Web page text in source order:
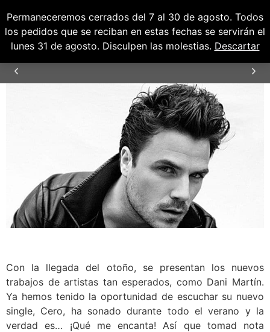
Permaneceremos cerrados del 7 al 30 de agosto. Todos
los pedidos que se reciban en estas fechas se servirán el
lunes 31 de agosto. Disculpen las molestias. Descartar
0,00€
0
Con la llegada del otoño, se presentan los nuevos
trabajos de artistas tan esperados, como Dani Martín.
Ya hemos tenido la oportunidad de escuchar su nuevo
single, Cero, ha sonado durante todo el verano y la
verdad es… ¡Qué me encanta! Así que tomad nota